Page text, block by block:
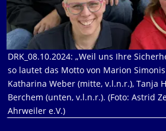
DRK_08.10.2024: „Weil uns Ihre
so lautet das Motto von Marion
Katharina Weber (mitte, v.l.n.r.), Tanja
Berchem (unten, v.l.n.r.). (Foto: Astrid
Ahrweiler e.V.)